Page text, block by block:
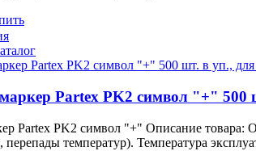
Partex PK2 символ "+"
Partex PK2 символ "+" Описание товара:
температур). Температура